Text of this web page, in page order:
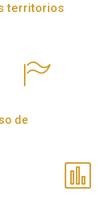
territorios
de